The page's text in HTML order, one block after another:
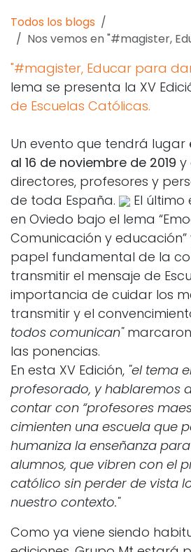
Todos los blogs
Nos vemos en "#magister,
"#magister, Educar para
lema se presenta la XV
de Escuelas Católicas.
Un evento que tendrá lugar
al 16 de noviembre de 2019 y
directores, profesores y
de toda España.
El último
en Oviedo bajo el lema
Comunicación y educación”
papel fundamental de la
transmitir el mensaje de
importancia de cuidar los
transmitir y el
todos comunican"
las ponencias.
En esta XV Edición, "el tema
profesorado, y hablaremos
contar con “profesores
cimienten una escuela que
humaniza la enseñanza
alumnos, que vibren con el
católico sin perder de vista
nuestro contexto."
Como ya viene siendo